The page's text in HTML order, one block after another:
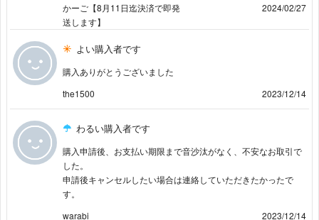
かーご【8月11日迄決済で即発
送します】
2024/02/27
よい購入者です
購入ありがとうございました
the1500
2023/12/14
わるい購入者です
購入申請後、お支払い期限まで音沙汰がなく、不安なお取引で
した。
申請後キャンセルしたい場合は連絡していただきたかったで
す。
warabi
2023/12/14